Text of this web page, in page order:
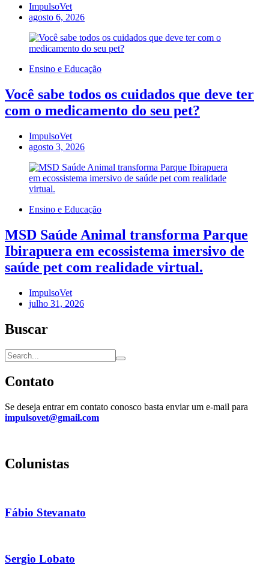
ImpulsoVet
agosto 6, 2026
Ensino e Educação
Você sabe todos os cuidados que deve ter
com o medicamento do seu pet?
ImpulsoVet
agosto 3, 2026
Ensino e Educação
MSD Saúde Animal transforma Parque
Ibirapuera em ecossistema imersivo de
saúde pet com realidade virtual.
ImpulsoVet
julho 31, 2026
Buscar
Contato
Se deseja entrar em contato conosco basta enviar um e-mail para
impulsovet@gmail.com
Colunistas
Fábio Stevanato
Sergio Lobato